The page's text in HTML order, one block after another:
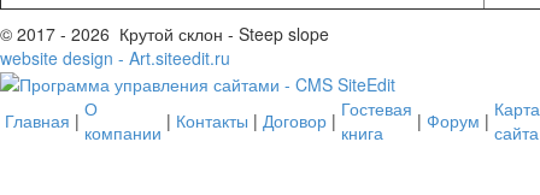
© 2017 - 2026 Крутой склон - Steep slope
website design - Art.siteedit.ru
Главная | О
компании | Контакты | Договор | Гостевая
книга
| Форум | Карта
сайта